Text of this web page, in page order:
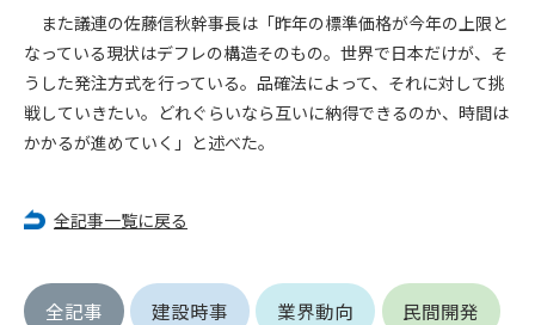
また議連の佐藤信秋幹事長は「昨年の標準価格が今年の上限と
なっている現状はデフレの構造そのもの。世界で日本だけが、そ
うした発注方式を行っている。品確法によって、それに対して挑
戦していきたい。どれぐらいなら互いに納得できるのか、時間は
かかるが進めていく」と述べた。
全記事一覧に戻る
全記事 建設時事 業界動向 民間開発
ビスの提供に関連して管理者が知り得た会員の個人情報（以下
個人情報といいます）について、管理者は、以下の各号に該当
する場合を除き、第三者に開示または提供しないものとしま
す。
(1) 会員が、自己の個人情報の開示に事前に同意している場合
(2) 個々の会員を特定できない統計的な処理をした形式で第三
に必要であると管理者が判断した場合
第10条（免責事項）